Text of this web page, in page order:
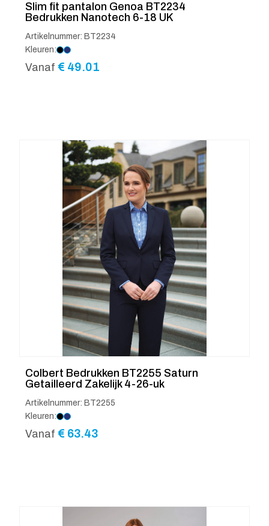
Slim fit pantalon Genoa BT2234
Bedrukken Nanotech 6-18 UK
Artikelnummer: BT2234
Kleuren:
Vanaf € 49.01
Colbert Bedrukken BT2255 Saturn
Getailleerd Zakelijk 4-26-uk
Artikelnummer: BT2255
Kleuren:
Vanaf € 63.43